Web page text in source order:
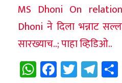
MS Dhoni On
Dhoni ने दिला भन्नाट
सारख्याच..; पाहा व्हिडिओ..
WhatsApp
Facebook
Twitter